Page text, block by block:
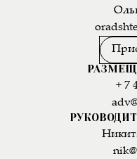
+ 7